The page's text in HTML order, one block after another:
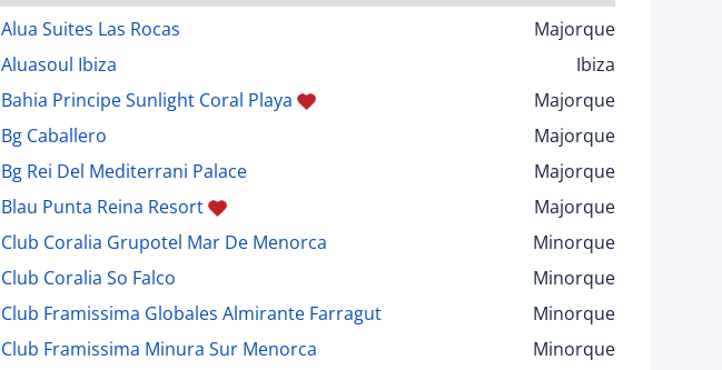
Alua Suites Las Rocas
Majorque
Aluasoul Ibiza
Ibiza
Bahia Principe Sunlight Coral Playa
Majorque
Bg Caballero
Majorque
Bg Rei Del Mediterrani Palace
Majorque
Blau Punta Reina Resort
Majorque
Club Coralia Grupotel Mar De Menorca
Minorque
Club Coralia So Falco
Minorque
Club Framissima Globales Almirante Farragut
Minorque
Club Framissima Minura Sur Menorca
Minorque